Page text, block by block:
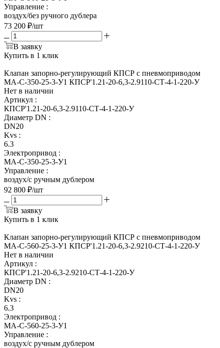
Управление :
воздух/без ручного дублера
73 200 ₽/шт
В заявку
Купить в 1 клик
Клапан запорно-регулирующий КПСР с пневмоприводом
МА-С-350-25-3-У1 КПСР'1.21-20-6,3-2.9110-СТ-4-1-220-У
Нет в наличии
Артикул :
КПСР'1.21-20-6,3-2.9110-СТ-4-1-220-У
Диаметр DN :
DN20
Kvs :
6.3
Электропривод :
МА-С-350-25-3-У1
Управление :
воздух/с ручным дублером
92 800 ₽/шт
В заявку
Купить в 1 клик
Клапан запорно-регулирующий КПСР с пневмоприводом
МА-С-560-25-3-У1 КПСР'1.21-20-6,3-2.9210-СТ-4-1-220-У
Нет в наличии
Артикул :
КПСР'1.21-20-6,3-2.9210-СТ-4-1-220-У
Диаметр DN :
DN20
Kvs :
6.3
Электропривод :
МА-С-560-25-3-У1
Управление :
воздух/с ручным дублером